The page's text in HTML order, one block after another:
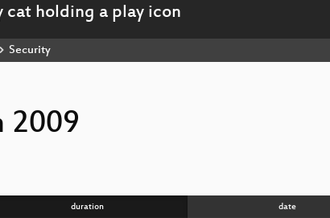
Security
2009
duration date